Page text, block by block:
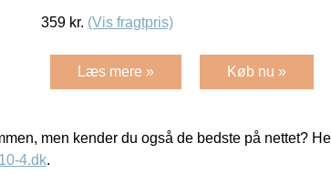
359 kr. (Vis fragtpris)
Læs mere » Køb nu »
men kender du også de bedste på nettet?
10-4.dk.